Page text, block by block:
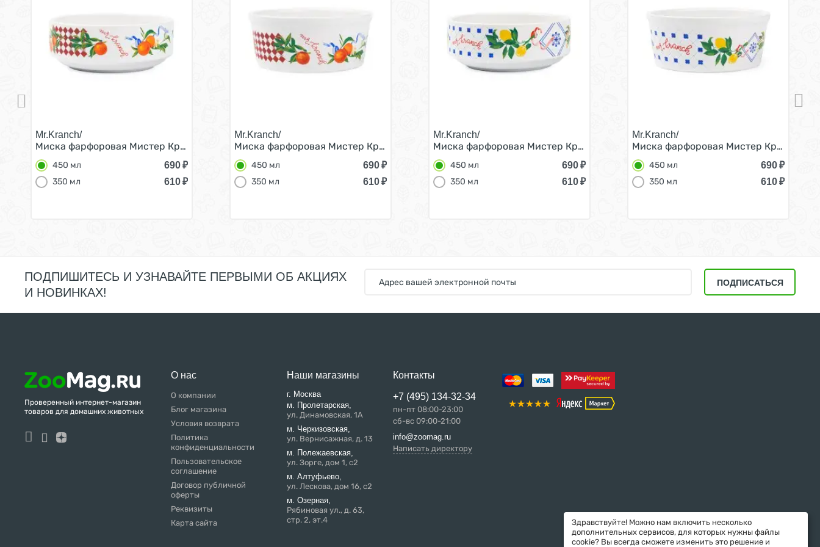
Mr.Kranch/
Миска фарфоровая Мистер Кранч для собак и кошек Апельсины Белая 450 мл
450 мл 690₽
350 мл
610₽
Mr.Kranch/
Миска фарфоровая Мистер Кранч для собак и кошек Апельсины Белая 450 мл
450 мл 690₽
350 мл
610₽
Mr.Kranch/
Миска фарфоровая Мистер Кранч для собак и кошек Лимоны Белая 450 мл
450 мл 690₽
350 мл
610₽
Mr.Kranch/
Миска фарфоровая Мистер Кранч для
450 мл 690₽
350 мл
610₽
ПОДПИШИТЕСЬ И УЗНАВАЙТЕ ПЕРВЫМИ ОБ АКЦИЯХ
И НОВИНКАХ!
ПОДПИСАТЬСЯ
Проверенный интернет-магазин
товаров для домашних животных
О нас
О компании
Блог магазина
Условия возврата
Политика
конфиденциальности
Пользовательское
соглашение
Договор публичной
оферты
Реквизиты
Карта сайта
Наши магазины
г. Москва
м. Пролетарская,
ул. Динамовская, 1А
м. Черкизовская,
ул. Вернисажная, д. 13
м. Полежаевская,
ул. Зорге, дом 1, с2
м. Алтуфьево,
ул. Лескова, дом 16, с2
м. Озерная,
Рябиновая ул., д. 63,
стр. 2, эт.4
Контакты
+7 (495) 134-32-34
пн-пт 08:00-23:00
сб-вс 09:00-21:00
info@zoomag.ru
Написать директору
Здравствуйте! Можно нам включить несколько
дополнительных сервисов, для которых нужны файлы
cookie? Вы всегда сможете изменить это решение и